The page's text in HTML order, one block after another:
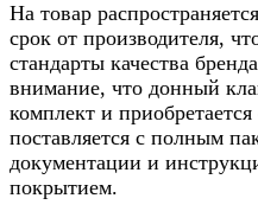
На товар
срок от производителя,
стандарты качества
внимание, что донный
комплект и
поставляется с полным
документации и
покрытием.